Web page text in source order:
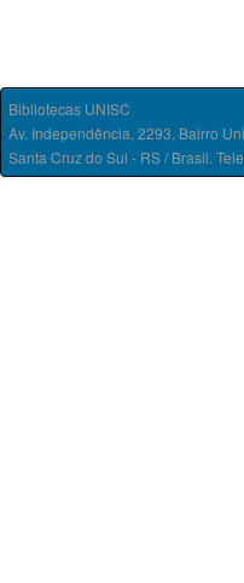
Bibliotecas UNISC
Av. Independência, 2293, Bairro
Santa Cruz do Sul - RS / Brasil.